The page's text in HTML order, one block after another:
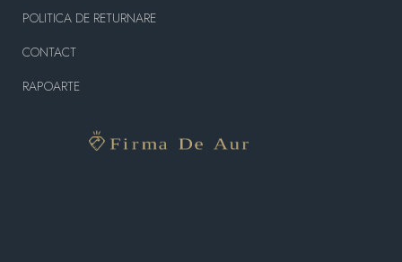
POLITICA DE RETURNARE
CONTACT
RAPOARTE